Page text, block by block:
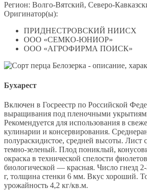
Регион: Волго-Вятский, Северо-
Оригинатор(ы):
ПРИДНЕСТРОВСКИЙ НИИСХ
ООО «СЕМКО-ЮНИОР»
ООО «АГРОФИРМА ПОИСК»
Бухарест
Включен в Госреестр по Российской
выращивания под пленочными
Рекомендуется для использования в
кулинарии и консервирования.
полураскидистое, средней высоты. Лист
темно-зеленый. Плод пониклый,
окраска в технической спелости
биологической — красная. Число гнезд
г, толщина стенки 6 мм. Вкус хороший.
урожайность 4,2 кг/кв.м.